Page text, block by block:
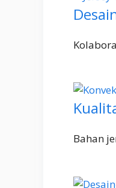
Bahan